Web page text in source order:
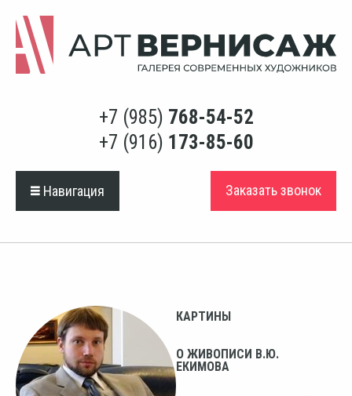
+7 (985) 768-54-52
+7 (916) 173-85-60
Навигация Заказать звонок
КАРТИНЫ
О ЖИВОПИСИ В.Ю.
ЕКИМОВА